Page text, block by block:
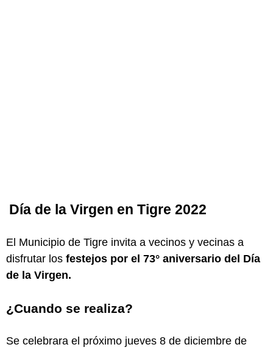
Día de la Virgen en Tigre 2022
El Municipio de Tigre invita a vecinos y vecinas a
disfrutar los festejos por el 73° aniversario del Día
de la Virgen.
¿Cuando se realiza?
Se celebrara el próximo jueves 8 de diciembre de